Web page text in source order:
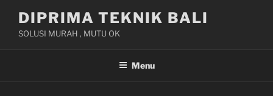
content
DIPRIMA TEKNIK BALI
SOLUSI MURAH , MUTU OK
Menu